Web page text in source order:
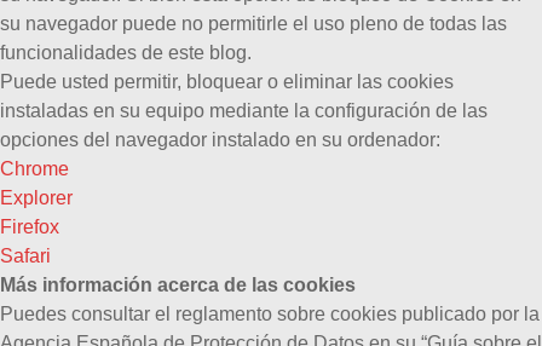
su navegador puede no permitirle el uso pleno de todas las
funcionalidades de este blog.
Puede usted permitir, bloquear o eliminar las cookies
instaladas en su equipo mediante la configuración de las
opciones del navegador instalado en su ordenador:
Chrome
Explorer
Firefox
Safari
Más información acerca de las cookies
Puedes consultar el reglamento sobre cookies publicado por la